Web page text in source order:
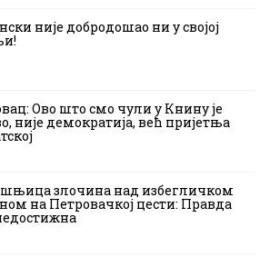
није добродошао ни у својој
Ово што смо чули у Книну је
није демократија, већ пријетња
злочина над избегличком
на Петровачкој цести: Правда